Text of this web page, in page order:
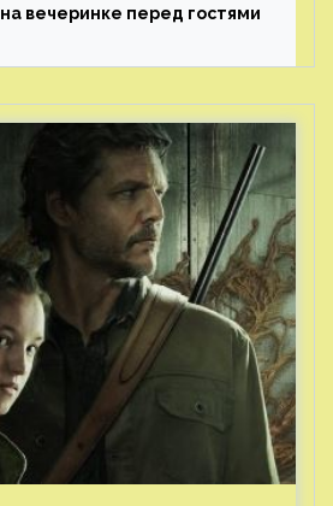
на вечеринке перед гостями